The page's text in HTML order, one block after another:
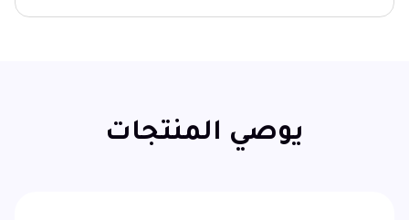
يوصي المنتجات